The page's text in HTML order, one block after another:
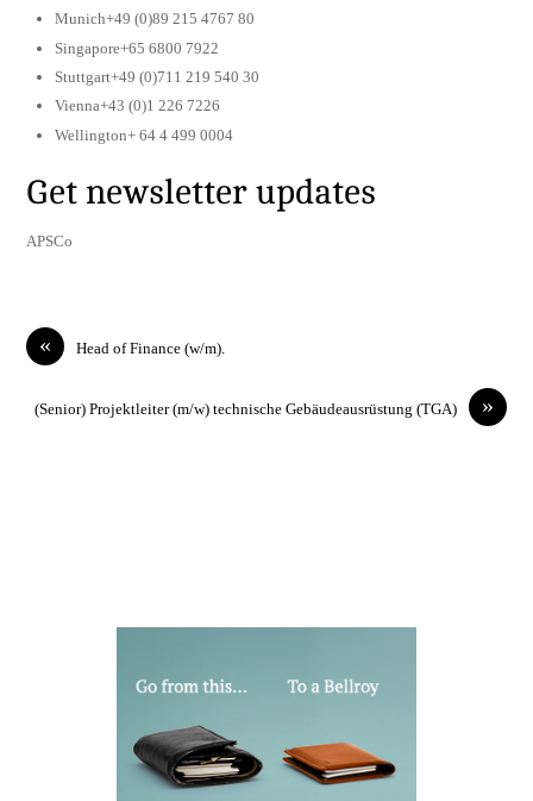
Munich+49 (0)89 215 4767 80
Singapore+65 6800 7922
Stuttgart+49 (0)711 219 540 30
Vienna+43 (0)1 226 7226
Wellington+ 64 4 499 0004
Get newsletter updates
APSCo
« Head of Finance (w/m).
»
(Senior) Projektleiter (m/w) technische Gebäudeausrüstung (TGA)